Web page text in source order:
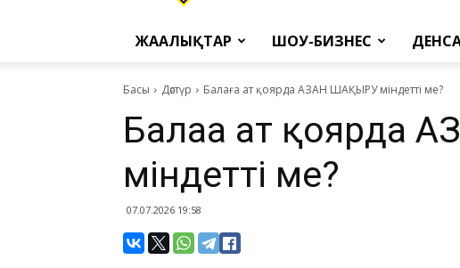
ЖАҢАЛЫҚТАР ШОУ-БИЗНЕС
Басы Дәстүр ​Балаға ат қоярда АЗАН ШАҚЫРУ міндетті ме?
​Балаға ат қоярда
міндетті ме?
07.07.2026 19:58